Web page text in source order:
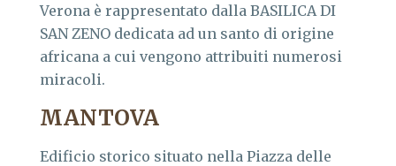
Verona è rappresentato dalla BASILICA DI
SAN ZENO dedicata ad un santo di origine
africana a cui vengono attribuiti numerosi
miracoli.
MANTOVA
Edificio storico situato nella Piazza delle